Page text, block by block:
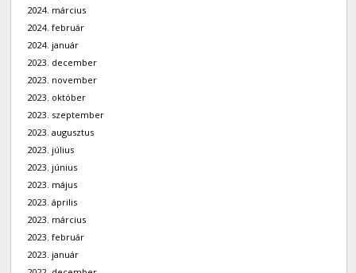
2024. március
2024. február
2024. január
2023. december
2023. november
2023. október
2023. szeptember
2023. augusztus
2023. július
2023. június
2023. május
2023. április
2023. március
2023. február
2023. január